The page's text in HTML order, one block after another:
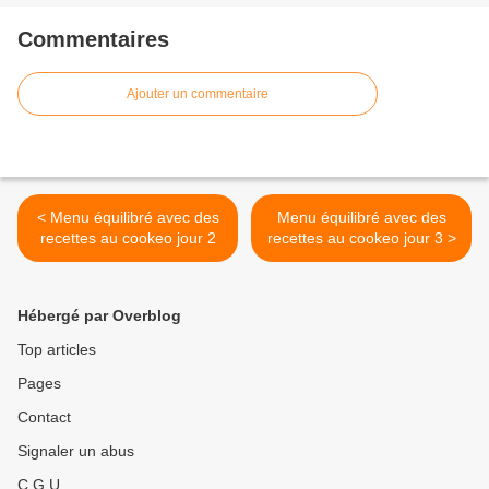
Commentaires
Ajouter un commentaire
< Menu équilibré avec des
recettes au cookeo jour 2
Menu équilibré avec des
recettes au cookeo jour 3 >
Hébergé par Overblog
Top articles
Pages
Contact
Signaler un abus
C.G.U.